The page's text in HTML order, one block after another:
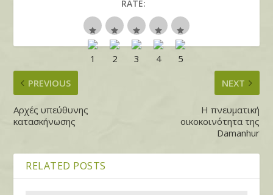
RATE:
PREVIOUS
Αρχές υπεύθυνης
κατασκήνωσης
NEXT
Η πνευματική
οικοκοινότητα της
Damanhur
RELATED POSTS